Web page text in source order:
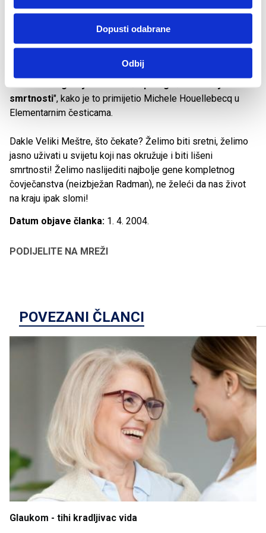
Dopusti odabrane
Odbij
PODIJELITE NA MREŽI
nismo dosegnuli ukidanje razlika između životnih dobi kao
u romanu Vrli novi svijet A. Huxleya koji je napisan davne
1932. i u kojem se šezdesetogodišnjaci bave istim
dvadesetogodišnjaci. Bit će ipak da "
smrtnosti", kako je to primijetio Michele Houellebecq u
Elementarnim česticama.
Dakle Veliki Meštre, što čekate? Želimo biti sretni, želimo
jasno uživati u svijetu koji nas okružuje i biti lišeni
smrtnosti! Želimo naslijediti najbolje gene kompletnog
čovječanstva (neizbježan Radman), ne želeći da nas život
na kraju ipak slomi!
Datum objave članka: 1. 4. 2004.
POVEZANI ČLANCI
Glaukom - tihi kradljivac vida